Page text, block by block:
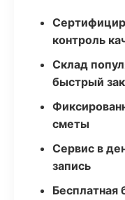
контроль
Склад
быстрый
сметы
Сервис в
запись
Бесплатная